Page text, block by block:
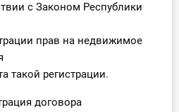
с Законом Республики
прав на недвижимое
такой регистрации.
договора